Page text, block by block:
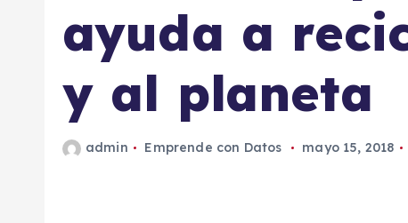
ayuda a
y al planeta
admin Emprende con Datos mayo 15, 2018